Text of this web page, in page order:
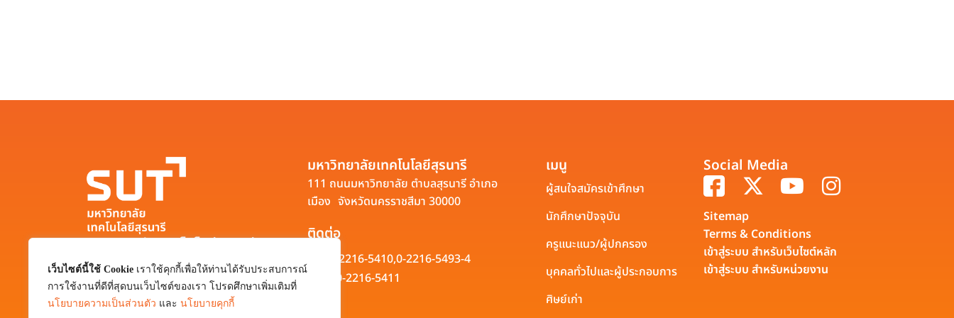
เว็บไซต์นี้ใช้ Cookie เราใช้คุกกี้เพื่อให้ท่านได้รับประสบการณ์
การใช้งานที่ดีที่สุดบนเว็บไซต์ของเรา โปรดศึกษาเพิ่มเติมที่
นโยบายความเป็นส่วนตัว และ นโยบายคุกกี้
มหาวิทยาลัยเทคโนโลยีสุรนารี
111 ถนนมหาวิทยาลัย ตำบลสุรนารี อำเภอ
เมือง จังหวัดนครราชสีมา 30000
0-4422-3000
มหาวิทยาลัยเทคโนโลยีสุรนารี
111 ถนนมหาวิทยาลัย ตำบลสุรนารี อำเภอ
เมือง จังหวัดนครราชสีมา 30000
ติดต่อ
0-2216-5410,0-2216-5493-4
0-2216-5411
เมนู
ผู้สนใจสมัครเข้าศึกษา
นักศึกษาปัจจุบัน
ครูแนะแนว/ผู้ปกครอง
บุคคลทั่วไปและผู้ประกอบการ
ศิษย์เก่า
Social Media
Sitemap
Terms & Conditions
เข้าสู่ระบบ สำหรับเว็บไซต์หลัก
เข้าสู่ระบบ สำหรับหน่วยงาน